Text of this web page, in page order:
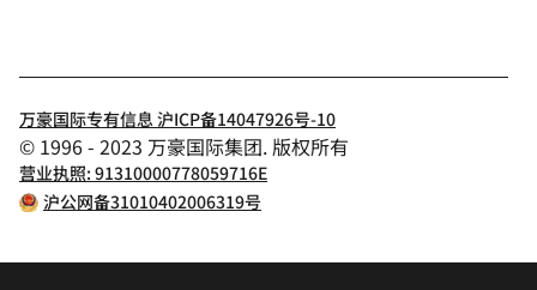
万豪国际专有信息 沪ICP备14047926号-10
© 1996 - 2023 万豪国际集团. 版权所有
营业执照: 91310000778059716E
沪公网备31010402006319号